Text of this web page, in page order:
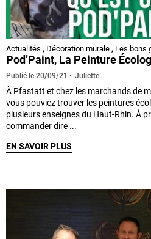
Actualités , Décoration murale , Les bons
Pod’Paint, La Peinture
Publié le 20/09/21 Juliette
À Pfastatt et chez les marchands de
vous pouviez trouver les peintures
plusieurs enseignes du Haut-Rhin. À
commander dire ...
EN SAVOIR PLUS